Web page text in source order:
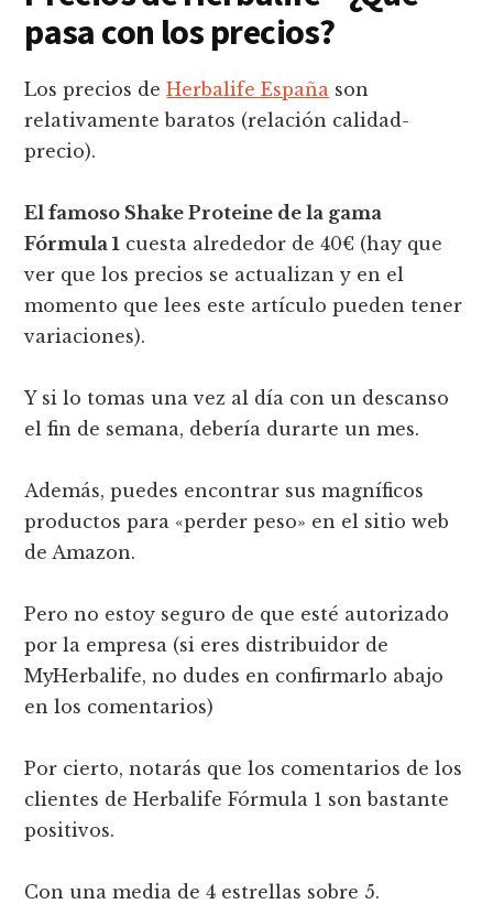
pasa con los precios?
Los precios deHerbalife España son
relativamente baratos (relación calidad-
precio).
El famoso Shake Proteine de la gama
Fórmula 1 cuesta alrededor de 40€ (hay que
ver que los precios se actualizan y en el
momento que lees este artículo pueden tener
variaciones).
Y si lo tomas una vez al día con un descanso
el fin de semana, debería durarte un mes.
Además, puedes encontrar sus magníficos
productos para «perder peso» en el sitio web
de Amazon.
Pero no estoy seguro de que esté autorizado
por la empresa (si eres distribuidor de
MyHerbalife, no dudes en confirmarlo abajo
en los comentarios)
Por cierto, notarás que los comentarios de los
clientes de Herbalife Fórmula 1 son bastante
positivos.
Con una media de 4 estrellas sobre 5.